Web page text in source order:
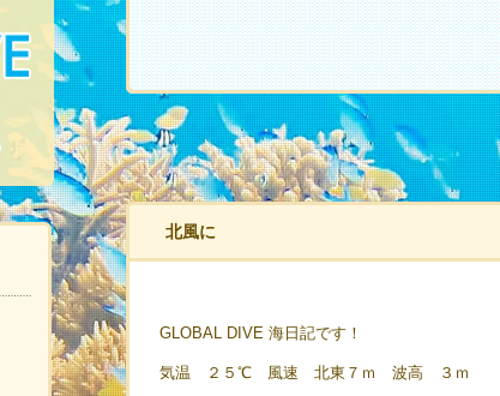
北風に
GLOBAL DIVE 海日記です！
気温 ２５℃ 風速 北東７ｍ 波高 ３ｍ